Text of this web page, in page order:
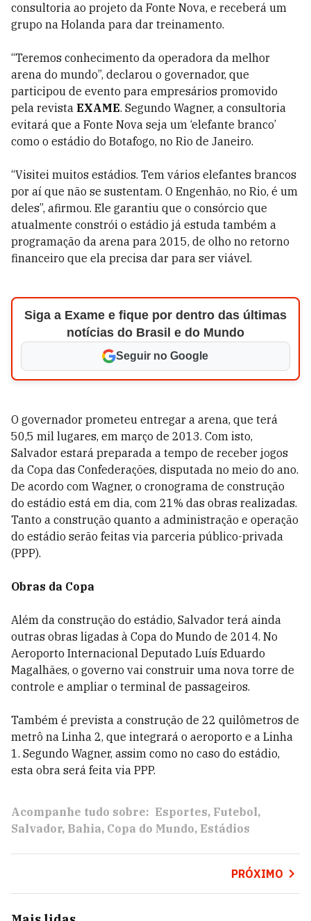
consultoria ao projeto da Fonte Nova, e receberá um
grupo na Holanda para dar treinamento.
“Teremos conhecimento da operadora da melhor
arena do mundo”, declarou o governador, que
participou de evento para empresários promovido
pela revista EXAME. Segundo Wagner, a consultoria
evitará que a Fonte Nova seja um ‘elefante branco’
como o estádio do Botafogo, no Rio de Janeiro.
“Visitei muitos estádios. Tem vários elefantes brancos
por aí que não se sustentam. O Engenhão, no Rio, é um
deles”, afirmou. Ele garantiu que o consórcio que
atualmente constrói o estádio já estuda também a
programação da arena para 2015, de olho no retorno
financeiro que ela precisa dar para ser viável.
Siga a Exame e fique por dentro das últimas
notícias do Brasil e do Mundo
Seguir no Google
O governador prometeu entregar a arena, que terá
50,5 mil lugares, em março de 2013. Com isto,
Salvador estará preparada a tempo de receber jogos
da Copa das Confederações, disputada no meio do ano.
De acordo com Wagner, o cronograma de construção
do estádio está em dia, com 21% das obras realizadas.
Tanto a construção quanto a administração e operação
do estádio serão feitas via parceria público-privada
(PPP).
Obras da Copa
Além da construção do estádio, Salvador terá ainda
outras obras ligadas à Copa do Mundo de 2014. No
Aeroporto Internacional Deputado Luís Eduardo
Magalhães, o governo vai construir uma nova torre de
controle e ampliar o terminal de passageiros.
Também é prevista a construção de 22 quilômetros de
metrô na Linha 2, que integrará o aeroporto e a Linha
1. Segundo Wagner, assim como no caso do estádio,
esta obra será feita via PPP.
Acompanhe tudo sobre: Esportes Futebol
Salvador Bahia Copa do Mundo Estádios
PRÓXIMO